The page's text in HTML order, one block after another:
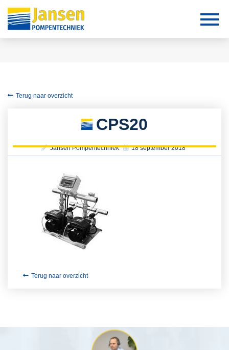
Terug naar overzicht
CPS20
Jansen Pompentechniek 18 september 2018
Terug naar overzicht